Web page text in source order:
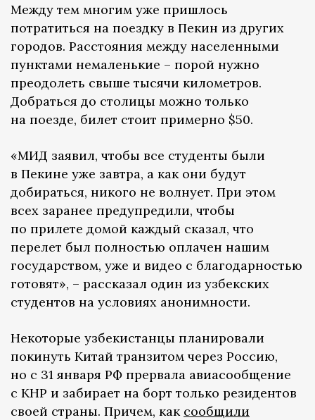
Между тем многим уже пришлось
потратиться на поездку в Пекин из других
городов. Расстояния между населенными
пунктами немаленькие – порой нужно
преодолеть свыше тысячи километров.
Добраться до столицы можно только
на поезде, билет стоит примерно $50.
«МИД заявил, чтобы все студенты были
в Пекине уже завтра, а как они будут
добираться, никого не волнует. При этом
всех заранее предупредили, чтобы
по прилете домой каждый сказал, что
перелет был полностью оплачен нашим
государством, уже и видео с благодарностью
готовят», – рассказал один из узбекских
студентов на условиях анонимности.
Некоторые узбекистанцы планировали
покинуть Китай транзитом через Россию,
но с 31 января РФ прервала авиасообщение
с КНР и забирает на борт только резидентов
своей страны. Причем, как сообщили